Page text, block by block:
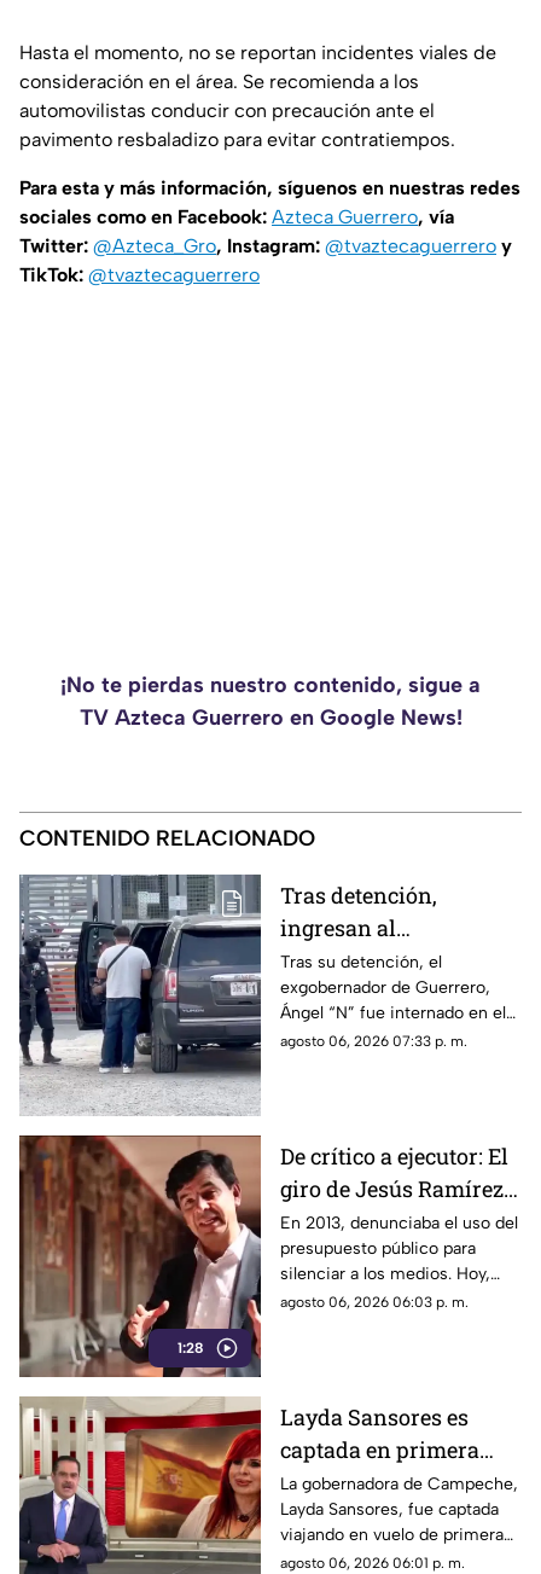
Hasta el momento, no se reportan incidentes viales de
consideración en el área. Se recomienda a los
automovilistas conducir con precaución ante el
pavimento resbaladizo para evitar contratiempos.
Para esta y más información, síguenos en nuestras redes
sociales como en Facebook: Azteca Guerrero, vía
Twitter: @Azteca_Gro, Instagram: @tvaztecaguerrero y
TikTok: @tvaztecaguerrero
¡No te pierdas nuestro contenido, sigue a
TV Azteca Guerrero en Google News!
CONTENIDO RELACIONADO
Tras detención,
ingresan al
exgobernador Ángel
"N" al penal del
Altiplano
Tras su detención, el
exgobernador de Guerrero,
Ángel “N” fue internado en el
penal del Altiplano; esto es lo
agosto 06, 2026 07:33 p. m.
1:28
De crítico a ejecutor: El
giro de Jesús Ramírez
Cuevas sobre la
censura y la publicidad
oficial
En 2013, denunciaba el uso del
presupuesto público para
silenciar a los medios. Hoy,
Jesús Ramírez Cuevas es
agosto 06, 2026 06:03 p. m.
Layda Sansores es
captada en primera
clase rumbo a España
junto a la directora del
DIF
La gobernadora de Campeche,
Layda Sansores, fue captada
viajando en vuelo de primera
clase con destino a España en
agosto 06, 2026 06:01 p. m.